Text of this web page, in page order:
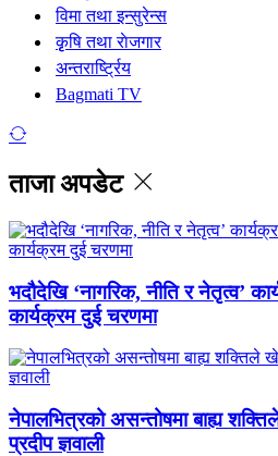
विमा तथा इन्सुरेन्स
कृृषि तथा राेजगार
अन्तरार्ष्ट्रिय
Bagmati TV
ताजा अपडेट
भदौदेखि ‘नागरिक, नीति र नेतृत्व’
कार्यक्रम दुई चरणमा
नेपालभित्रको असन्तोषमा बाह्य
प्रदीप ज्ञवाली